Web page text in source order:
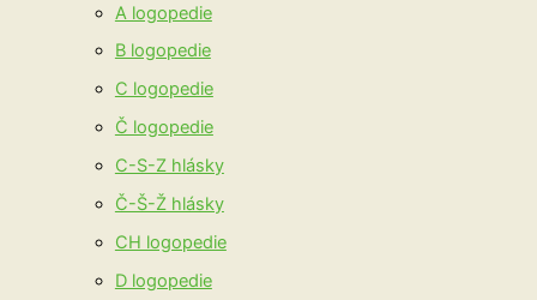
A logopedie
B logopedie
C logopedie
Č logopedie
C-S-Z hlásky
Č-Š-Ž hlásky
CH logopedie
D logopedie